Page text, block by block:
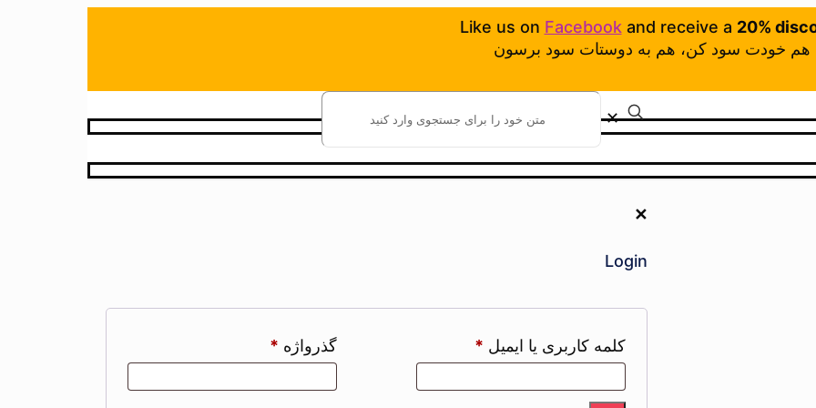
Like us on Facebookand receive a 20%
هم خودت سود کن، هم به دوستات سود برسون
✕
✕
Login
کلمه کاربری یا ایمیل * گذرواژه *